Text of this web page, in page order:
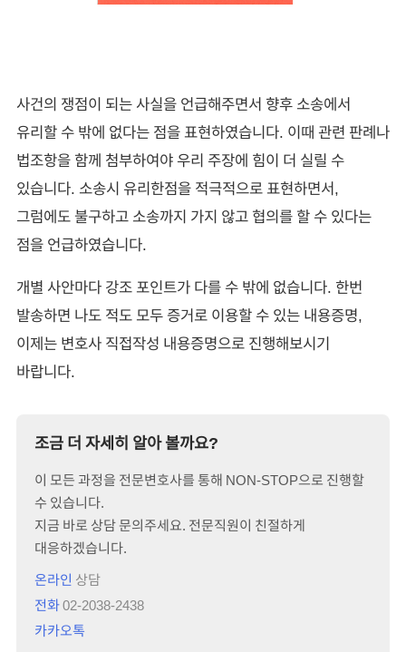
사건의 쟁점이 되는 사실을 언급해주면서 향후 소송에서
유리할 수 밖에 없다는 점을 표현하였습니다. 이때 관련 판례나
법조항을 함께 첨부하여야 우리 주장에 힘이 더 실릴 수
있습니다. 소송시 유리한점을 적극적으로 표현하면서,
그럼에도 불구하고 소송까지 가지 않고 협의를 할 수 있다는
점을 언급하였습니다.
개별 사안마다 강조 포인트가 다를 수 밖에 없습니다. 한번
발송하면 나도 적도 모두 증거로 이용할 수 있는 내용증명,
이제는 변호사 직접작성 내용증명으로 진행해보시기
바랍니다.
조금 더 자세히 알아 볼까요?
이 모든 과정을 전문변호사를 통해 NON-STOP으로 진행할
수 있습니다.
지금 바로 상담 문의주세요. 전문직원이 친절하게
대응하겠습니다.
온라인 상담
전화02-2038-2438
카카오톡